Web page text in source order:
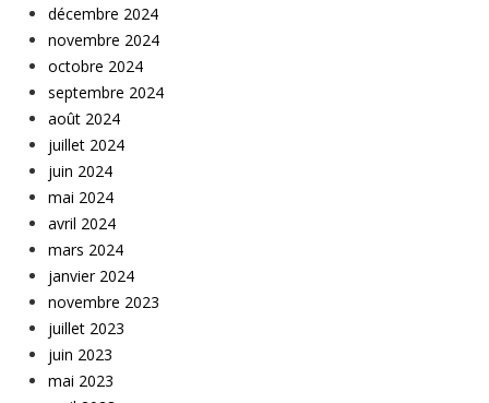
décembre 2024
novembre 2024
octobre 2024
septembre 2024
août 2024
juillet 2024
juin 2024
mai 2024
avril 2024
mars 2024
janvier 2024
novembre 2023
juillet 2023
juin 2023
mai 2023